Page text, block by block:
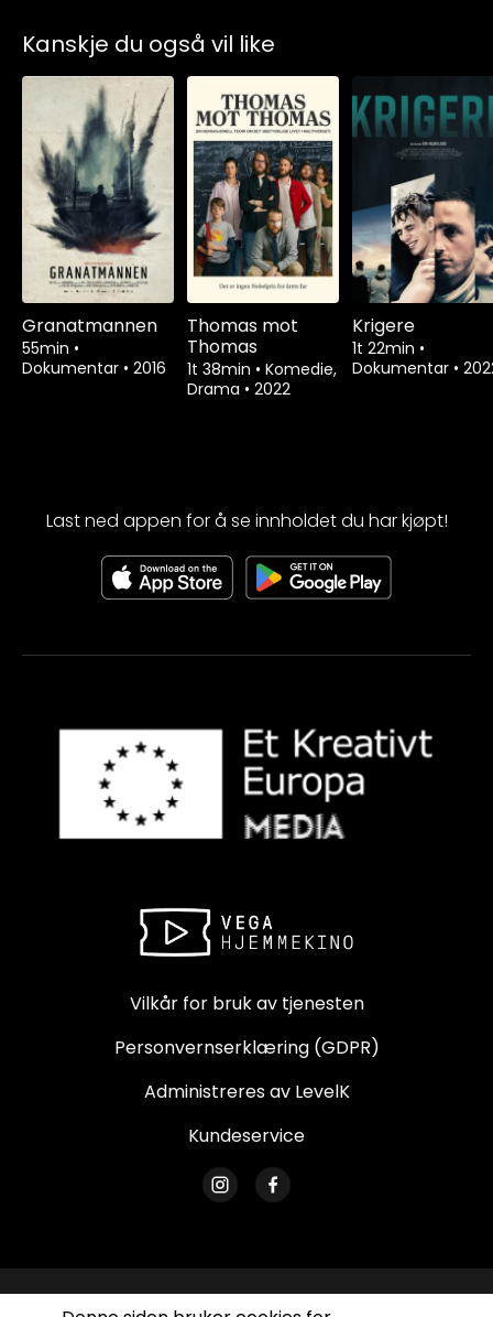
Kanskje du også vil like
Granatmannen
55min •
Dokumentar • 2016
Thomas mot
Thomas
1t 38min • Komedie,
Drama • 2022
Krigere
1t 22min •
Dokumentar •
Last ned appen for å se innholdet du har kjøpt!
Vilkår for bruk av tjenesten
Personvernserklæring (GDPR)
Administreres av LevelK
Kundeservice